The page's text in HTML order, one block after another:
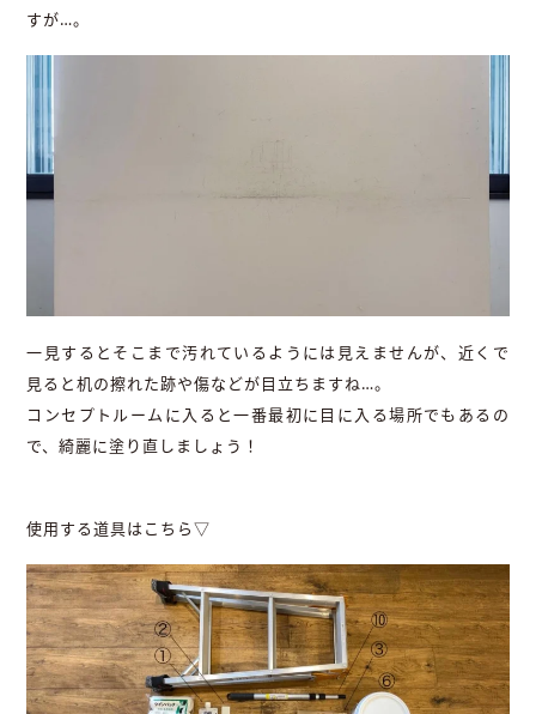
すが…。
一見するとそこまで汚れているようには見えませんが、近くで
見ると机の擦れた跡や傷などが目立ちますね…。
コンセプトルームに入ると一番最初に目に入る場所でもあるの
で、綺麗に塗り直しましょう！
使用する道具はこちら▽